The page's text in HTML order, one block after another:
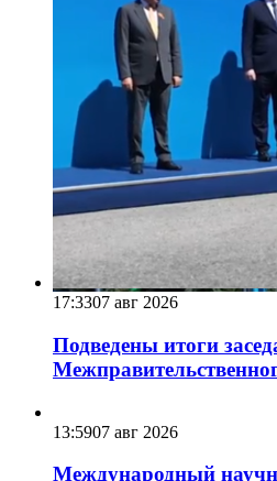
17:3307 авг 2026
Подведены итоги
13:5907 авг 2026
Международный